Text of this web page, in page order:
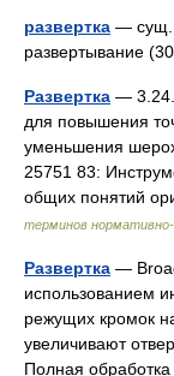
развертка — сущ.,
развертывание
Развертка —
для повышения
уменьшения
25751 83:
общих понятий
терминов
Развертка —
использованием
режущих кромок
увеличивают
Полная